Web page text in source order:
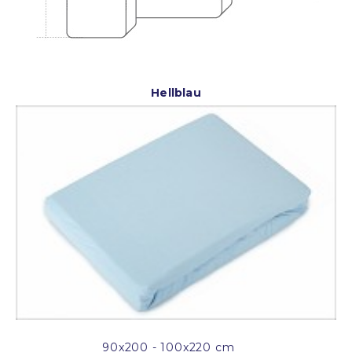
Hellblau
90x200 - 100x220 cm